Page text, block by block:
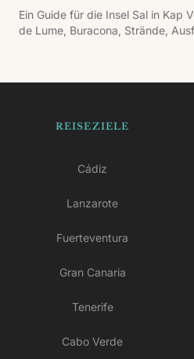
Ein Guide für die Insel Sal in Kap
de Lume, Buracona, Strände,
REISEZIELE
Cádiz
Lanzarote
Fuerteventura
Gran Canaria
Tenerife
Cabo Verde